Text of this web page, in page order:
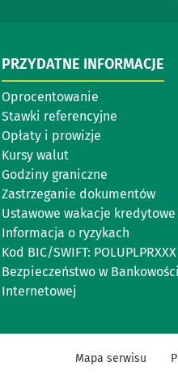
PRZYDATNE INFORMACJE
Oprocentowanie
Stawki referencyjne
Opłaty i prowizje
Kursy walut
Godziny graniczne
Zastrzeganie dokumentów
Ustawowe wakacje kredytowe
Informacja o ryzykach
Kod BIC/SWIFT: POLUPLPRXXX
Bezpieczeństwo w Bankowości
Internetowej
Mapa serwisu